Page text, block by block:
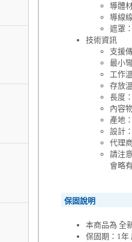
導體
導線
遮罩
技術資訊
支援
最小
工作
存放
長度
內容
產地
設計
代理
請注
會略
保固說明
本商品為 全
保固期：1年